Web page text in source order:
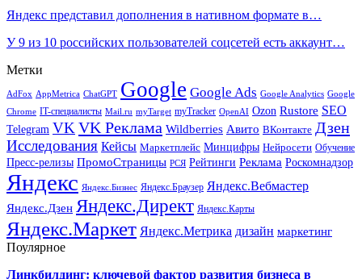
Яндекс представил дополнения в нативном формате в…
У 9 из 10 российских пользователей соцсетей есть аккаунт…
Метки
AdFox AppMetrica ChatGPT Google Google Ads Google Analytics Google
Chrome IT-специалисты Mail.ru myTarget myTracker OpenAI Ozon Rustore SEO
Telegram VK VK Реклама Wildberries Авито ВКонтакте Дзен
Исследования Кейсы Маркетплейс Минцифры Нейросети Обучение
Пресс-релизы ПромоСтраницы РСЯ Рейтинги Реклама Роскомнадзор
Яндекс Яндекс.Бизнес Яндекс.Браузер Яндекс.Вебмастер
Яндекс.Дзен Яндекс.Директ Яндекс.Карты
Яндекс.Маркет Яндекс.Метрика дизайн маркетинг
Поулярное
Линкбилдинг: ключевой фактор развития бизнеса в